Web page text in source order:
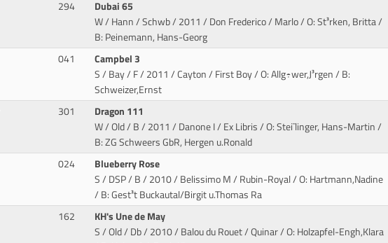
294
Dubai 65
W / Hann / Schwb / 2011 / Don Frederico / Marlo/ O: St³rken, Britta /
B: Peinemann, Hans-Georg
041
Campbel 3
S / Bay / F / 2011 / Cayton / First Boy/ O: Allg÷wer,J³rgen / B:
Schweizer,Ernst
301
Dragon 111
W / Old / B / 2011 / Danone I / Ex Libris/ O: Stei¯linger, Hans-Martin /
B: ZG Schweers GbR, Hergen u.Ronald
024
Blueberry Rose
S / DSP / B / 2010 / Belissimo M / Rubin-Royal/ O: Hartmann,Nadine
/ B: Gest³t Buckautal/Birgit u.Thomas Ra
162
KH's Une de May
S / Old / Db / 2010 / Balou du Rouet / Quinar/ O: Holzapfel-Engh,Klara